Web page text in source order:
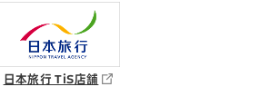
日本旅行 TiS店舗